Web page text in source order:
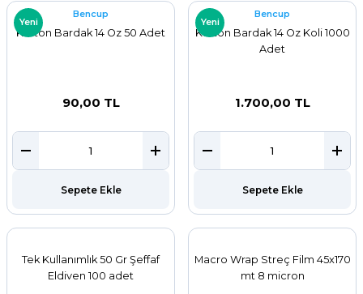
Yeni
Bencup
Karton Bardak 14 Oz 50 Adet
90,00 TL
Sepete Ekle
Yeni
Bencup
Karton Bardak 14 Oz Koli 1000
Adet
1.700,00 TL
Sepete Ekle
Tek Kullanımlık 50 Gr Şeffaf
Eldiven 100 adet
Macro Wrap Streç Film 45x170
mt 8 micron